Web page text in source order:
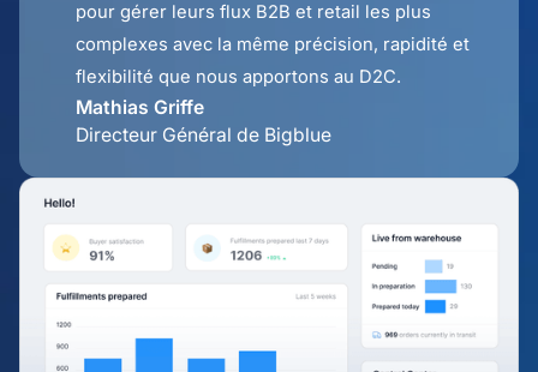
pour gérer leurs flux B2B et retail les plus
complexes avec la même précision, rapidité et
flexibilité que nous apportons au D2C.
Mathias Griffe
Directeur Général de Bigblue